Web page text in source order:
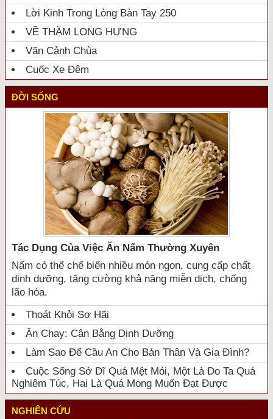
Lời Kinh Trong Lòng Bàn Tay 250
VỀ THĂM LONG HƯNG
Vãn Cảnh Chùa
Cuốc Xe Đêm
ĐỜI SỐNG
Tác Dụng Của Việc Ăn Nấm Thường Xuyên
Nấm có thể chế biến nhiều món ngon, cung cấp chất
dinh dưỡng, tăng cường khả năng miễn dịch, chống
lão hóa.
Thoát Khỏi Sợ Hãi
Ăn Chay: Cân Bằng Dinh Dưỡng
Làm Sao Để Cầu An Cho Bản Thân Và Gia Đình?
Cuộc Sống Sở Dĩ Quá Mệt Mỏi, Một Là Do Ta Quá
Nghiêm Túc, Hai Là Quá Mong Muốn Đạt Được
NGHIÊN CỨU